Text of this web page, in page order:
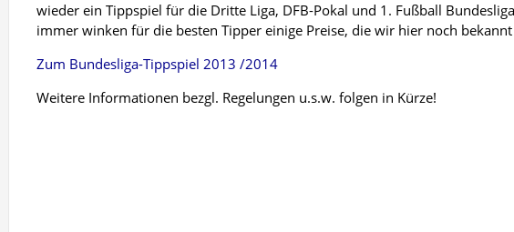
wieder ein Tippspiel für die Dritte Liga, DFB-Pokal und 1. Fußball
immer winken für die besten Tipper einige Preise, die wir hier noch bekannt
Zum Bundesliga-Tippspiel 2013 /2014
Weitere Informationen bezgl. Regelungen u.s.w. folgen in Kürze!